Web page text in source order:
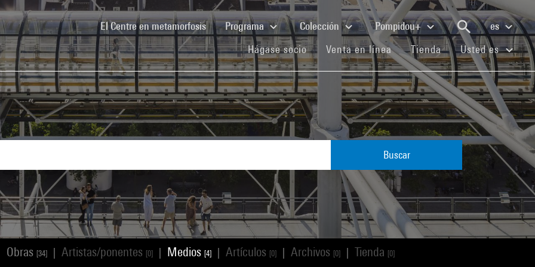
El Centre en metamorfosis(current)Programa Colección Pompidou+
es
Hágase socio(current)Venta en línea(current)
Tienda(current)Usted es
Buscar
Obras [34] Artistas/ponentes [0] Medios [4] Artículos [0] Archivos [0] Tienda [0]